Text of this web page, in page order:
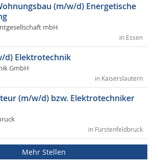
(m/w/d) Energetische
mbH
in Essen
d) Elektrotechnik
GmbH
in Kaiserslautern
(m/w/d) bzw. Elektrotechniker
in Fürstenfeldbruck
Mehr Stellen